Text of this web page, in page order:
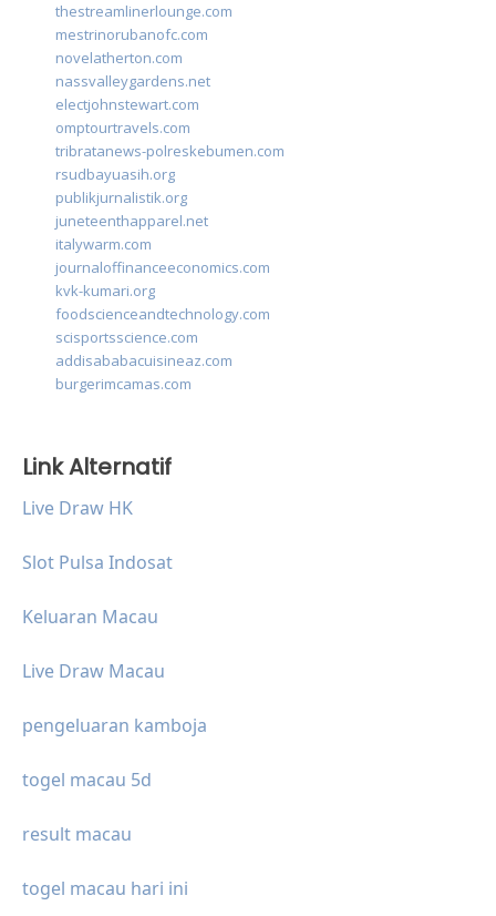
thestreamlinerlounge.com
mestrinorubanofc.com
novelatherton.com
nassvalleygardens.net
electjohnstewart.com
omptourtravels.com
tribratanews-polreskebumen.com
rsudbayuasih.org
publikjurnalistik.org
juneteenthapparel.net
italywarm.com
journaloffinanceeconomics.com
kvk-kumari.org
foodscienceandtechnology.com
scisportsscience.com
addisababacuisineaz.com
burgerimcamas.com
Link Alternatif
Live Draw HK
Slot Pulsa Indosat
Keluaran Macau
Live Draw Macau
pengeluaran kamboja
togel macau 5d
result macau
togel macau hari ini